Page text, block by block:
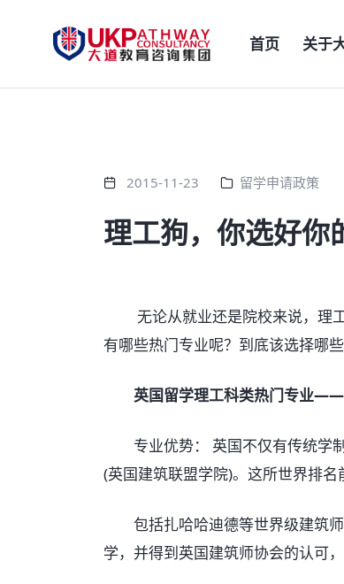
首页 关于
2015-11-23 留学申请政策
理工狗，你选好你
无论从就业还是院校来说，理工
有哪些热门专业呢？到底该选择哪些
英国留学理工科类热门专业
专业优势： 英国不仅有传统学制
(英国建筑联盟学院)。这所世界排名
包括扎哈哈迪德等世界级建筑师
学，并得到英国建筑师协会的认可